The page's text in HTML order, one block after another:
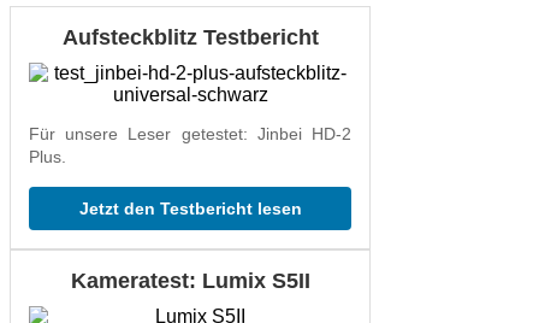
Aufsteckblitz Testbericht
Für unsere Leser getestet: Jinbei HD-2
Plus.
Jetzt den Testbericht lesen
Kameratest: Lumix S5II